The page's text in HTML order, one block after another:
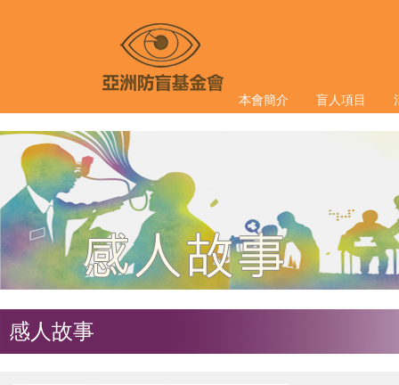
本會簡介 盲人項目
感人故事